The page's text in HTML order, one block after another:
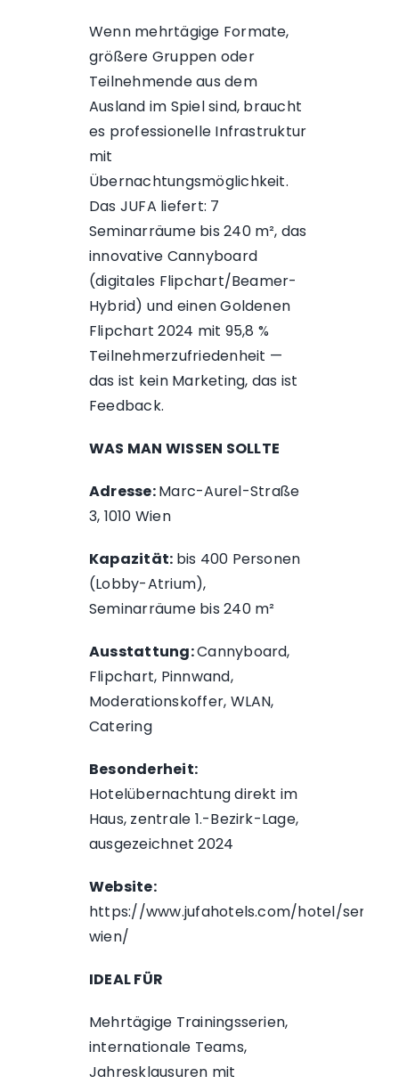
Wenn mehrtägige Formate,
größere Gruppen oder
Teilnehmende aus dem
Ausland im Spiel sind, braucht
es professionelle Infrastruktur
mit
Übernachtungsmöglichkeit.
Das JUFA liefert: 7
Seminarräume bis 240 m², das
innovative Cannyboard
(digitales Flipchart/Beamer-
Hybrid) und einen Goldenen
Flipchart 2024 mit 95,8 %
Teilnehmerzufriedenheit —
das ist kein Marketing, das ist
Feedback.
WAS MAN WISSEN SOLLTE
Adresse:Marc-Aurel-Straße
3, 1010 Wien
Kapazität: bis 400 Personen
(Lobby-Atrium),
Seminarräume bis 240 m²
Ausstattung:Cannyboard,
Flipchart, Pinnwand,
Moderationskoffer, WLAN,
Catering
Besonderheit:
Hotelübernachtung direkt im
Haus, zentrale 1.-Bezirk-Lage,
ausgezeichnet 2024
Website:
https://www.jufahotels.com/hotel/
wien/
IDEAL FÜR
Mehrtägige Trainingsserien,
internationale Teams,
Jahresklausuren mit